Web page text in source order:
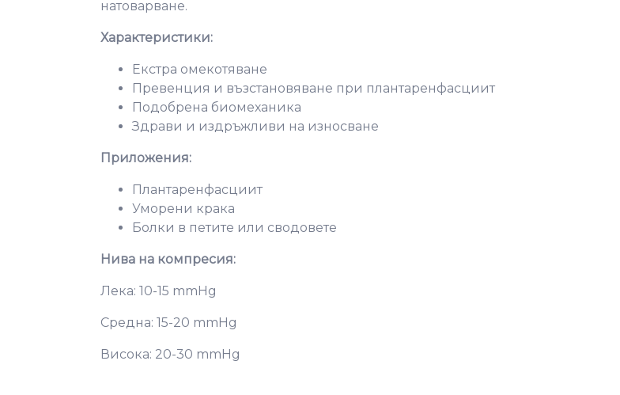
натоварване.
Характеристики:
Екстра омекотяване
Превенция и възстановяване при плантаренфасциит
Подобрена биомеханика
Здрави и издръжливи на износване
Приложения:
Плантаренфасциит
Уморени крака
Болки в петите или сводовете
Нива на компресия:
Лека: 10-15 mmHg
Средна: 15-20 mmHg
Висока: 20-30 mmHg